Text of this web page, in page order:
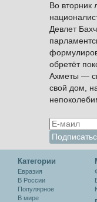
Во вторник
Девлет
обретёт
Ахметы —
свой дом,
Категории
Евразия
В России
Популярное
В мире